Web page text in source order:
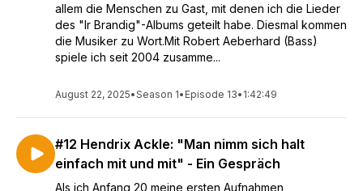
allem die Menschen zu Gast, mit denen ich die Lieder
des "Ir Brandig"-Albums geteilt habe. Diesmal kommen
die Musiker zu Wort.Mit Robert Aeberhard (Bass)
spiele ich seit 2004 zusamme...
August 22, 2025•Season 1• Episode 13• 1:42:49
#12 Hendrix Ackle: "Man nimm sich halt
einfach mit und mit" - Ein Gespräch
Als ich Anfang 20 meine ersten Aufnahmen